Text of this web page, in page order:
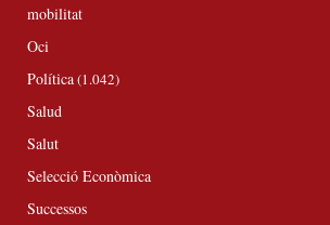
mobilitat
Oci
Política(1.042)
Salud
Salut
Selecció Econòmica
Successos